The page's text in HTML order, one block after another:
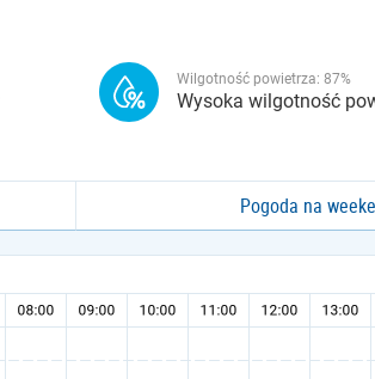
Wilgotność powietrza: 87%
Wysoka wilgotność
Pogoda na